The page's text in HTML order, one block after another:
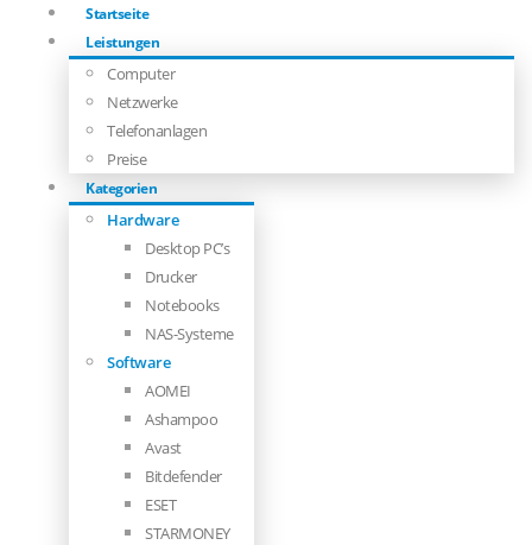
Startseite
Leistungen
Computer
Netzwerke
Telefonanlagen
Preise
Kategorien
Hardware
Desktop PC’s
Drucker
Notebooks
NAS-Systeme
Software
AOMEI
Ashampoo
Avast
Bitdefender
ESET
STARMONEY